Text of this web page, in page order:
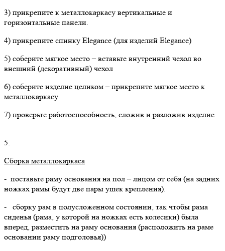
3) прикрепите к металлокаркасу вертикальные и
горизонтальные панели.
4) прикрепите спинку Elegance (для изделий Elegance)
5) соберите мягкое место – вставьте внутренний чехол во
внешний (декоративный) чехол
6) соберите изделие целиком – прикрепите мягкое место к
металлокаркасу
7) проверьте работоспособность, сложив и разложив изделие
5.
Сборка металлокаркаса
- поставьте раму основания на пол – лицом от себя (на задних
ножках рамы будут две пары ушек крепления).
- сборку рам в полусложенном состоянии, так чтобы рама
сиденья (рама, у которой на ножках есть колесики) была
вперед, разместить на раму основания (расположить на раме
основании раму подголовья))